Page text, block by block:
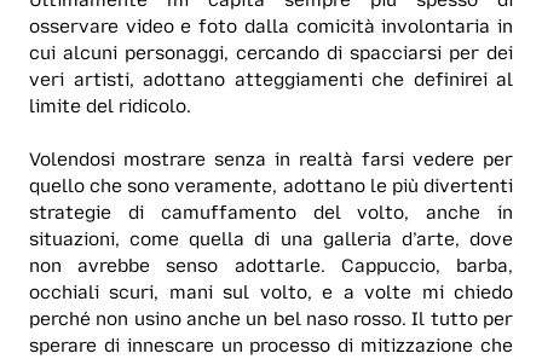
osservare video e foto dalla comicità involontaria in
cui alcuni personaggi, cercando di spacciarsi per dei
veri artisti, adottano atteggiamenti che definirei al
limite del ridicolo.
Volendosi mostrare senza in realtà farsi vedere per
quello che sono veramente, adottano le più divertenti
strategie di camuffamento del volto, anche in
situazioni, come quella di una galleria d’arte, dove
non avrebbe senso adottarle. Cappuccio, barba,
occhiali scuri, mani sul volto, e a volte mi chiedo
perché non usino anche un bel naso rosso. Il tutto per
sperare di innescare un processo di mitizzazione che